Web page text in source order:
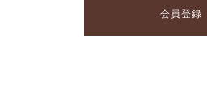
会員登録